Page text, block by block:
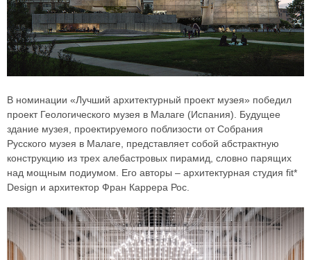
В номинации «Лучший архитектурный проект музея» победил
проект Геологического музея в Малаге (Испания). Будущее
здание музея, проектируемого поблизости от Собрания
Русского музея в Малаге, представляет собой абстрактную
конструкцию из трех алебастровых пирамид, словно парящих
над мощным подиумом. Его авторы – архитектурная студия fit*
Design и архитектор Фран Каррера Рос.